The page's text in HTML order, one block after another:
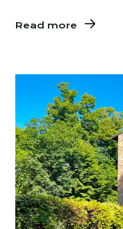
Read more